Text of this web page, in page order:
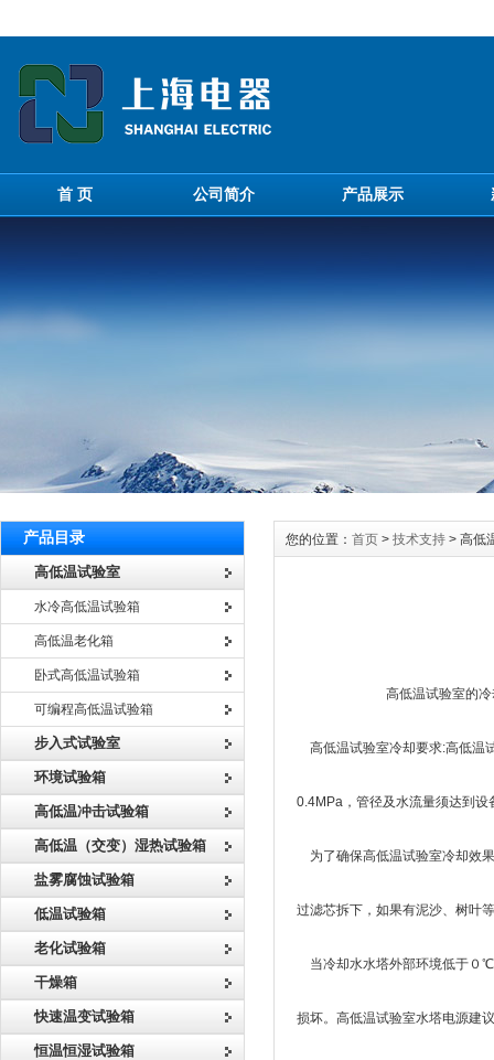
首 页 公司简介 产品展示
产品目录
高低温试验室
水冷高低温试验箱
高低温老化箱
卧式高低温试验箱
可编程高低温试验箱
步入式试验室
环境试验箱
高低温冲击试验箱
高低温（交变）湿热试验箱
盐雾腐蚀试验箱
低温试验箱
老化试验箱
干燥箱
快速温变试验箱
恒温恒湿试验箱
您的位置： 首页 > 技术支持 > 高低
高低温试验室的冷却及
高低温试验室冷却要求:高低温
0.4MPa，管径及水流量须达到
为了确保高低温试验室冷却效
过滤芯拆下，如果有泥沙、树叶
当冷却水水塔外部环境低于０℃
损坏。高低温试验室水塔电源建